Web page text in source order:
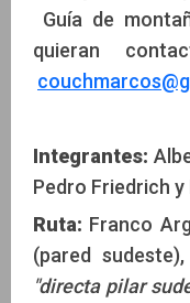
Guía de
quieran
Integrantes:
Pedro Friedrich y
Ruta: Franco
(pared
"directa pilar